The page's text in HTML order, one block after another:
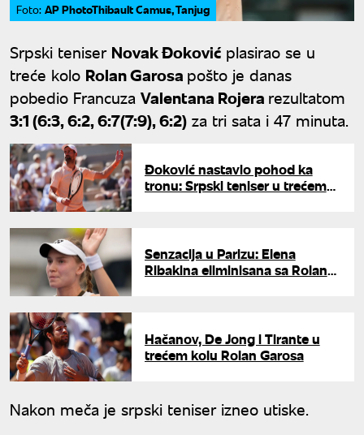
Foto: AP PhotoThibault Camus, Tanjug
Srpski teniser Novak Đoković plasirao se u
treće kolo Rolan Garosa pošto je danas
pobedio Francuza Valentana Rojera rezultatom
3:1 (6:3, 6:2, 6:7(7:9), 6:2) za tri sata i 47 minuta.
Đoković nastavio pohod ka
tronu: Srpski teniser u trećem
Senzacija u Parizu: Elena
Ribakina eliminisana sa Rolan
Hačanov, De Jong i Tirante u
trećem kolu Rolan Garosa
Nakon meča je srpski teniser izneo utiske.